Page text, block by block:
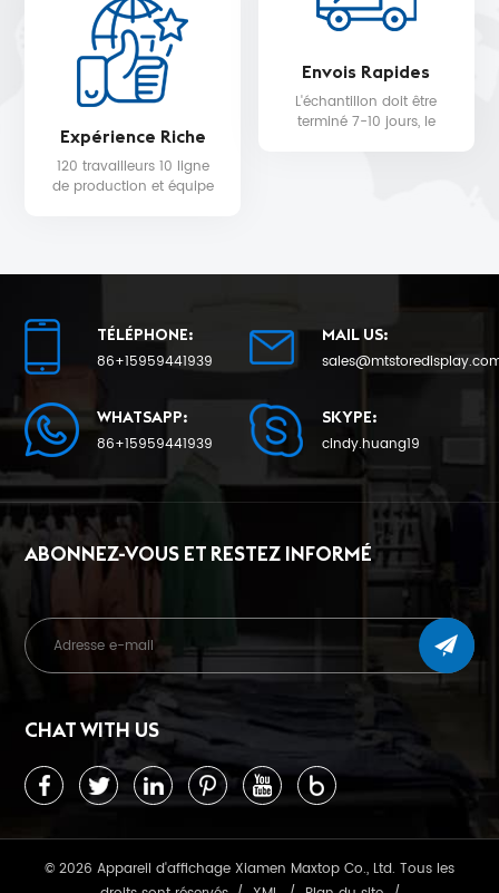
Expérience Riche
120 travailleurs 10 ligne
de production et équipe
Envois Rapides
L'échantillon doit être
terminé 7-10 jours, le
TÉLÉPHONE:
86+15959441939
MAIL US:
WHATSAPP:
86+15959441939
SKYPE:
cindy.huang19
ABONNEZ-VOUS ET RESTEZ INFORMÉ
CHAT WITH US
© 2026 Appareil d'affichage Xiamen Maxtop Co., Ltd. Tous les